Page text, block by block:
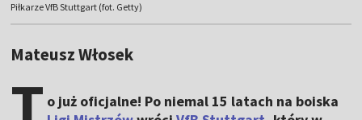
Piłkarze VfB Stuttgart (fot. Getty)
Mateusz Włosek
T o już oficjalne! Po niemal 15 latach na boiska